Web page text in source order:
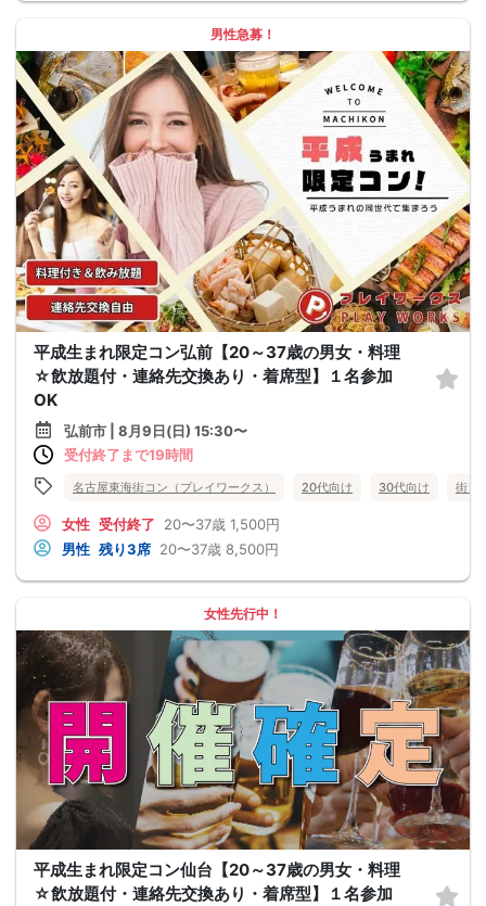
男性急募！
平成生まれ限定コン弘前【20～37歳の男女・料理
☆飲放題付・連絡先交換あり・着席型】１名参加
OK
弘前市 | 8月9日(日) 15:30〜
受付終了まで19時間
名古屋東海街コン（プレイワークス） 20代向け 30代向け 街コ
女性 受付終了 20〜37歳 1,500円
男性 残り3席 20〜37歳 8,500円
女性先行中！
平成生まれ限定コン仙台【20～37歳の男女・料理
☆飲放題付・連絡先交換あり・着席型】１名参加